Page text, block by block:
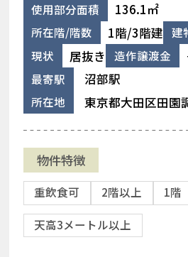
使用部分面積 136.1㎡
所在階/階数 1階/3階建 建
現状 居抜き 造作譲渡金
最寄駅 沼部駅
所在地 東京都大田区田園
物件特徴
重飲食可 2階以上 1階
天高3メートル以上